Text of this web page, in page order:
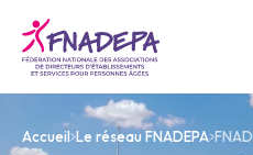
Accueil Le réseau FNADEPA